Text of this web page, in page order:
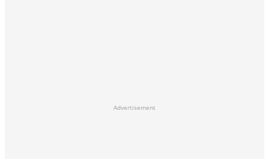
Advertisement